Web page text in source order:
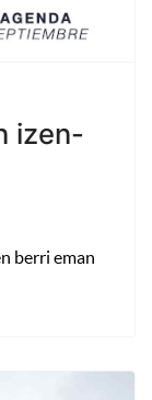
izen-
berri eman